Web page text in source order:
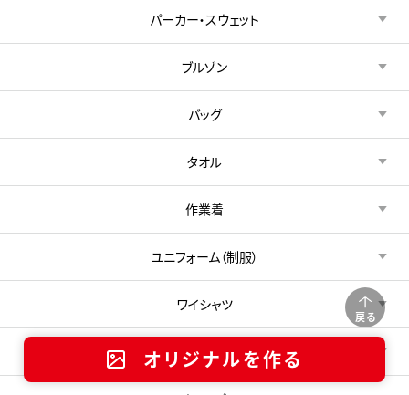
戻る
オリジナルを作る
パーカー・スウェット
ブルゾン
バッグ
タオル
作業着
ユニフォーム（制服）
ワイシャツ
エプロン